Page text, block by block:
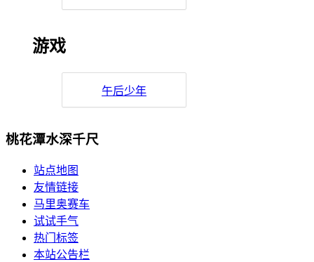
游戏
午后少年
桃花潭水深千尺
站点地图
友情链接
马里奥赛车
试试手气
热门标签
本站公告栏